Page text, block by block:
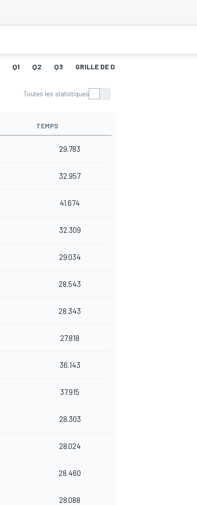
Q1 Q2 Q3 GRILLE DE DÉPART
Toutes les statistiques
TEMPS
29.783
32.957
41.674
32.309
29.034
28.543
28.343
27.818
36.143
37.915
28.303
28.024
28.460
28.088